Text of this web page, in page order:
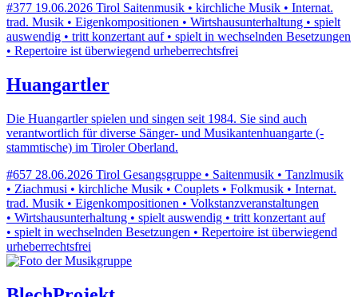
#377 19.06.2026 Tirol Saitenmusik • kirchliche Musik • Internat.
trad. Musik • Eigenkompositionen • Wirtshausunterhaltung • spielt
auswendig • tritt konzertant auf • spielt in wechselnden Besetzungen
• Repertoire ist überwiegend urheberrechtsfrei
Huangartler
Die Huangartler spielen und singen seit 1984. Sie sind auch
verantwortlich für diverse Sänger- und Musikantenhuangarte (-
stammtische) im Tiroler Oberland.
#657 28.06.2026 Tirol Gesangsgruppe • Saitenmusik • Tanzlmusik
• Ziachmusi • kirchliche Musik • Couplets • Folkmusik • Internat.
trad. Musik • Eigenkompositionen • Volkstanzveranstaltungen
• Wirtshausunterhaltung • spielt auswendig • tritt konzertant auf
• spielt in wechselnden Besetzungen • Repertoire ist überwiegend
urheberrechtsfrei